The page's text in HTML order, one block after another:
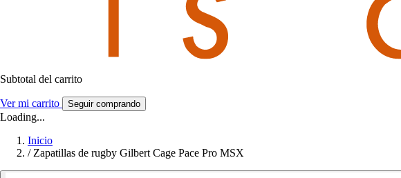
Subtotal del carrito
Ver mi carrito Seguir comprando
Loading...
Inicio
/ Zapatillas de rugby Gilbert Cage Pace Pro MSX